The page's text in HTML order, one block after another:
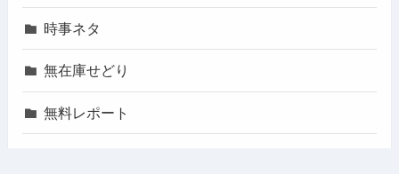
時事ネタ
無在庫せどり
無料レポート